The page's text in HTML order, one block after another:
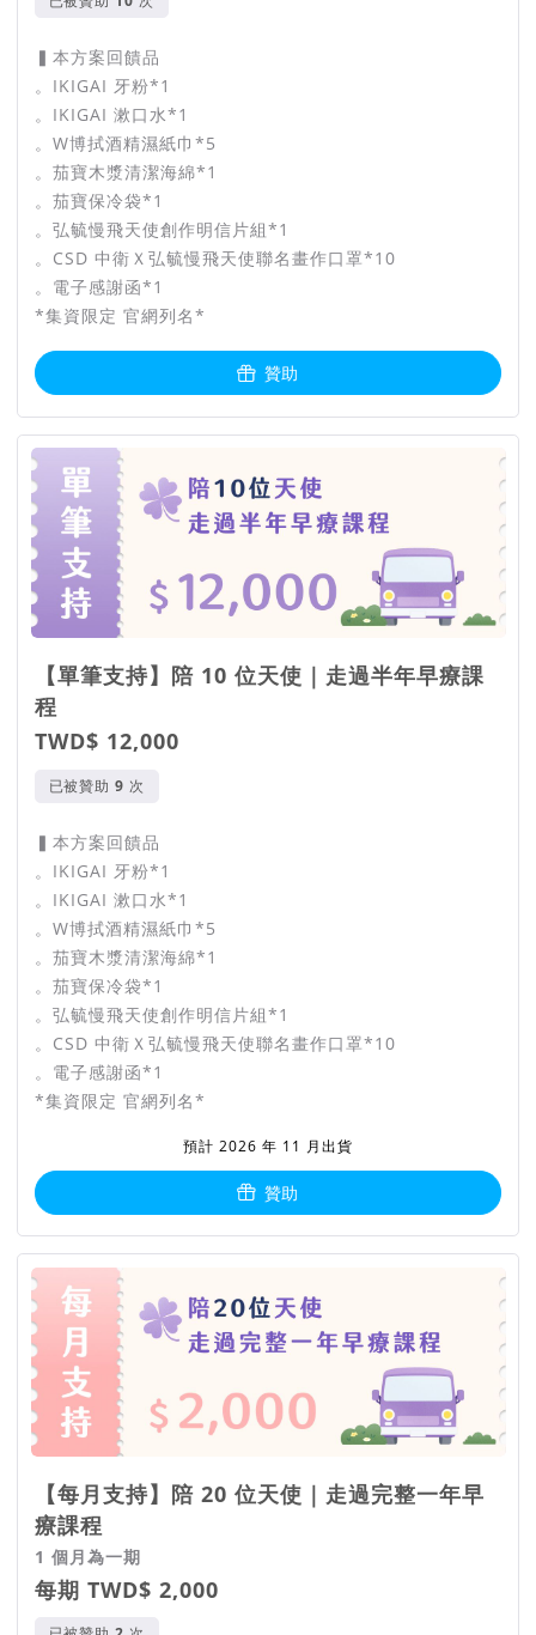
▍本方案回饋品
。IKIGAI 牙粉*1
。IKIGAI 漱口水*1
。W博拭酒精濕紙巾*5
。茄寶木漿清潔海綿*1
。茄寶保冷袋*1
。弘毓慢飛天使創作明信片組*1
。CSD 中衛Ｘ弘毓慢飛天使聯名畫作口罩*10
。電子感謝函*1
*集資限定 官網列名*
贊助
【單筆支持】陪 10 位天使｜走過半年早療課
程
TWD$ 12,000
已被贊助 次
▍本方案回饋品
。IKIGAI 牙粉*1
。IKIGAI 漱口水*1
。W博拭酒精濕紙巾*5
。茄寶木漿清潔海綿*1
。茄寶保冷袋*1
。弘毓慢飛天使創作明信片組*1
。CSD 中衛Ｘ弘毓慢飛天使聯名畫作口罩*10
。電子感謝函*1
*集資限定 官網列名*
預計 2026 年 11 月出貨
贊助
【每月支持】陪 20 位天使｜走過完整一年早
療課程
1 個月為一期
每期 TWD$ 2,000